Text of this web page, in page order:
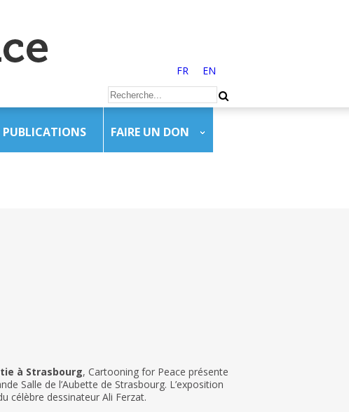
FR EN
PUBLICATIONS FAIRE UN DON
à Strasbourg, Cartooning for Peace présente
Salle de l’Aubette de Strasbourg. L’exposition
célèbre dessinateur Ali Ferzat.